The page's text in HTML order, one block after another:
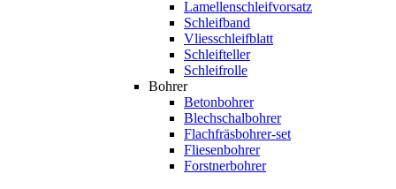
Lamellenschleifvorsatz
Schleifband
Vliesschleifblatt
Schleifteller
Schleifrolle
Bohrer
Betonbohrer
Blechschalbohrer
Flachfräsbohrer-set
Fliesenbohrer
Forstnerbohrer